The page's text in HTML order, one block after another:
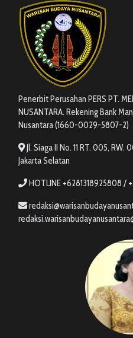
Penerbit Perusahan PERS PT.
NUSANTARA. Rekening Bank
Nusantara (1660-0029-5807-2)
Jl. Siaga II No. 11 RT. 005, RW.
Jakarta Selatan
HOTLINE +6281318925808 /